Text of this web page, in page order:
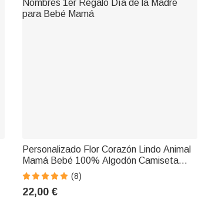
Personalizado Flor Corazón Lindo Animal
Mamá Bebé 100% Algodón Camiseta
Bebé Body a Juego con Nombres 1er
Regalo Día de la Madre para Bebé Mamá
(8)
22,00 €